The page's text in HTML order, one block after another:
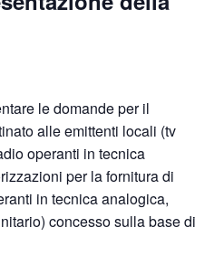
le domande per il
alle emittenti locali (tv
operanti in tecnica
per la fornitura di
in tecnica analogica,
concesso sulla base di